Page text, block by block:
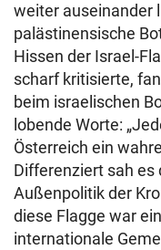
weiter auseinander
palästinensische
Hissen der Israel-
scharf kritisierte,
beim israelischen
lobende Worte:
Österreich ein
Differenziert sah es
Außenpolitik der
diese Flagge war
internationale